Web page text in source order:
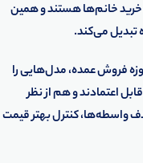
خانم‌ها هستند و همین
تبدیل می‌کند.
فروش عمده، مدل‌هایی را
اعتمادند و هم از نظر
واسطه‌ها، کنترل بهتر قیمت